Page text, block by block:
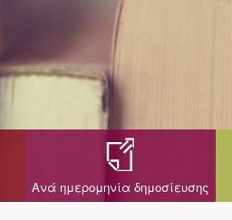
Ανά ημερομηνία δημοσίευσης